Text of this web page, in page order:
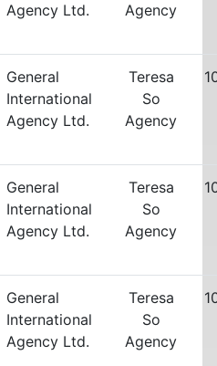
Agency Ltd.
Agency
General
International
Agency Ltd.
Teresa
So
Agency
General
International
Agency Ltd.
Teresa
So
Agency
General
International
Agency Ltd.
Teresa
So
Agency